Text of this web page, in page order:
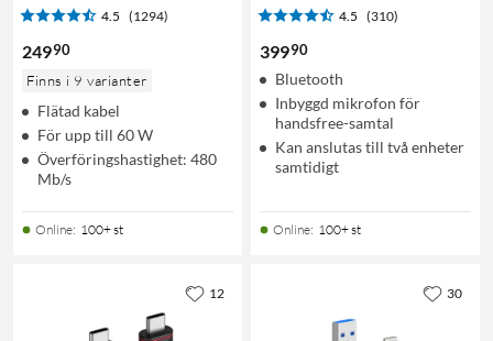
4.5 (1294)
24990
Finns i 9 varianter
Flätad kabel
För upp till 60 W
Överföringshastighet: 480
Mb/s
Online: 100+ st
4.5 (310)
39990
Bluetooth
Inbyggd mikrofon för
handsfree-samtal
Kan anslutas till två enheter
samtidigt
Online: 100+ st
12 30